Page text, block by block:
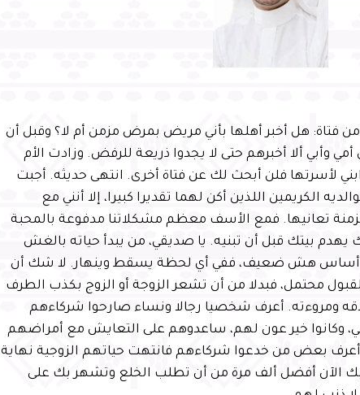
فتاة: هل أخبر أهلها بأني مريض بمرض مزمن أم لا؟ وقبل أن
أمي وأبي ألا أخبرهم حتى لا يجدوا ذريعة للرفض. وزادت الأم
لأسرتها فلن أبحث لك عن فتاة أخرى. انتهى حديثه. أجبت
الكريمين اللذين أكن لهما تقديرا كبيرا، إلا أنني مع
تعانيها. فمع الأسف معظم مشكلاتنا مدفوعة بالمحبة
بيتك قبل أن تبنيه. يا صديقي، من يبدأ حياته بالغش
أساس هش ضعيف، ففي أي لحظة يسقط وينهار. لا شك أن
محتمل، فبدلا من أن تشعر الزوجة أو الزوج بكذب الطرف
ومروءته. أعرف شخصيا رجالا ونساء صارحوا شركاءهم
وكانوا خير عون لهم، ساعدوهم على التعايش مع أمراضهم
أعرف بعض من خدعوا شركاءهم فانتهت حياتهم الزوجية نهاية
بك الآن أفضل ألف مرة من أن تطلب الخلع وتشهر بك على